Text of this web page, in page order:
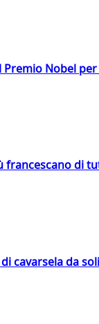
Premio Nobel per
francescano di
cavarsela da soli